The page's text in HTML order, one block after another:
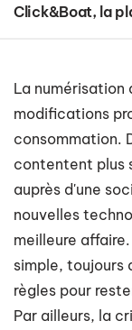
Click&Boat, la
La numérisation
modifications
consommation.
contentent plus
auprès d'une
nouvelles
meilleure
simple, toujours
règles pour
Par ailleurs, la